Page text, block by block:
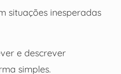
situações inesperadas
e descrever
simples.